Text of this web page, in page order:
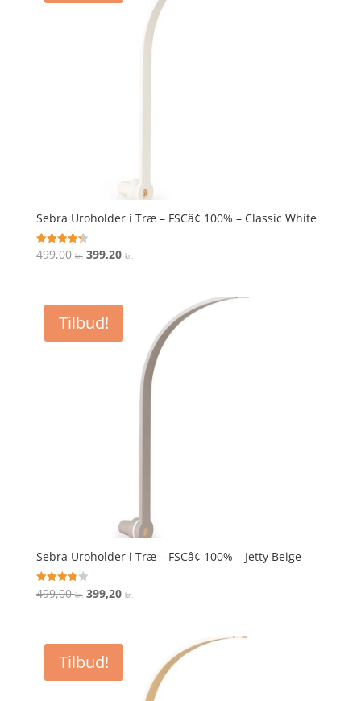
Sebra Uroholder i Træ – FSCâ¢ 100% – Classic White
Vurderet
4.3
499,00kr. Den
var:
499,00 kr..
399,20 kr.
399,20 kr..
Tilbud!
Sebra Uroholder i Træ – FSCâ¢ 100% – Jetty Beige
Vurderet
3.8
499,00kr. Den
var:
499,00 kr..
399,20 kr.
399,20 kr..
Tilbud!